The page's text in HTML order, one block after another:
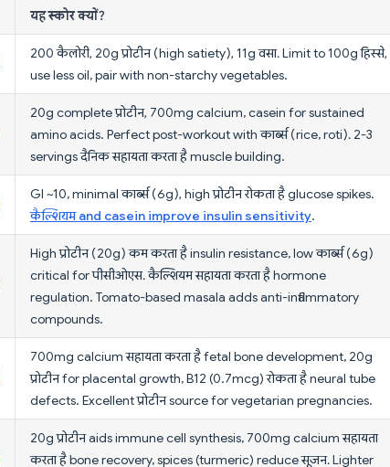
यह स्कोर क्यों?
200 कैलोरी, 20g प्रोटीन (high satiety), 11g वसा. Limit to 100g हिस्से,
use less oil, pair with non-starchy vegetables.
20g complete प्रोटीन, 700mg calcium, casein for sustained
amino acids. Perfect post-workout with कार्ब्स (rice, roti). 2-3
servings दैनिक सहायता करता है muscle building.
GI ~10, minimal कार्ब्स (6g), high प्रोटीन रोकता है glucose spikes.
कैल्शियम and casein improve insulin sensitivity.
High प्रोटीन (20g) कम करता है insulin resistance, low कार्ब्स (6g)
critical for पीसीओएस. कैल्शियम सहायता करता है hormone
regulation. Tomato-based masala adds anti-inflammatory
compounds.
700mg calcium सहायता करता है fetal bone development, 20g
प्रोटीन for placental growth, B12 (0.7mcg) रोकता है neural tube
defects. Excellent प्रोटीन source for vegetarian pregnancies.
20g प्रोटीन aids immune cell synthesis, 700mg calcium सहायता
करता है bone recovery, spices (turmeric) reduce सूजन. Lighter